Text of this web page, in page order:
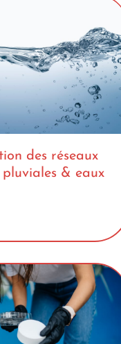
des réseaux
pluviales & eaux